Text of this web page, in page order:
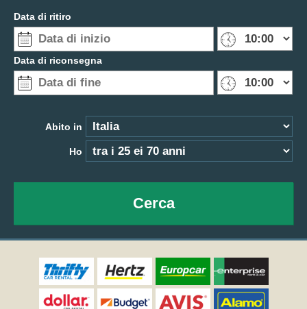
Data di ritiro
Data di riconsegna
Abito in
Ho
Cerca